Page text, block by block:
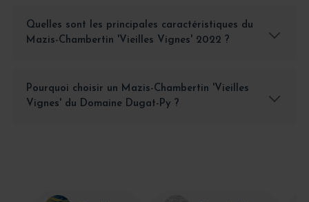
Quelles sont les principales caractéristiques du
Mazis-Chambertin 'Vieilles Vignes' 2022 ?
Pourquoi choisir un Mazis-Chambertin 'Vieilles
Vignes' du Domaine Dugat-Py ?